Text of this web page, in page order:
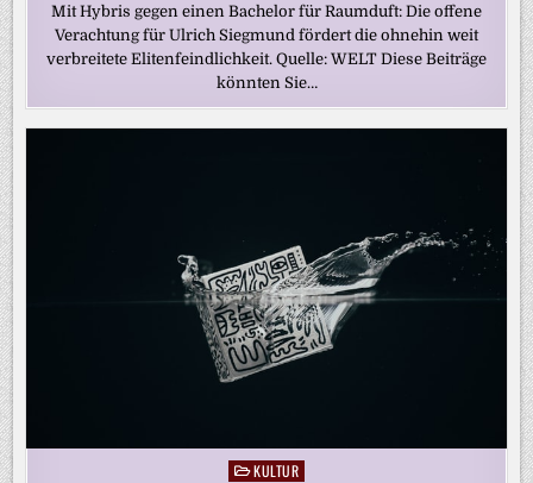
Mit Hybris gegen einen Bachelor für Raumduft: Die offene
Verachtung für Ulrich Siegmund fördert die ohnehin weit
verbreitete Elitenfeindlichkeit. Quelle: WELT Diese Beiträge
könnten Sie…
PostedKULTUR